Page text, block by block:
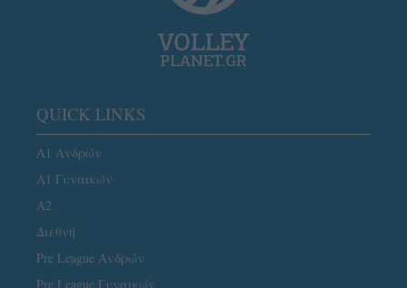
QUICK LINKS
Α1 Ανδρών
Α1 Γυναικών
A2
Διεθνή
Pre League Ανδρών
Pre League Γυναικών